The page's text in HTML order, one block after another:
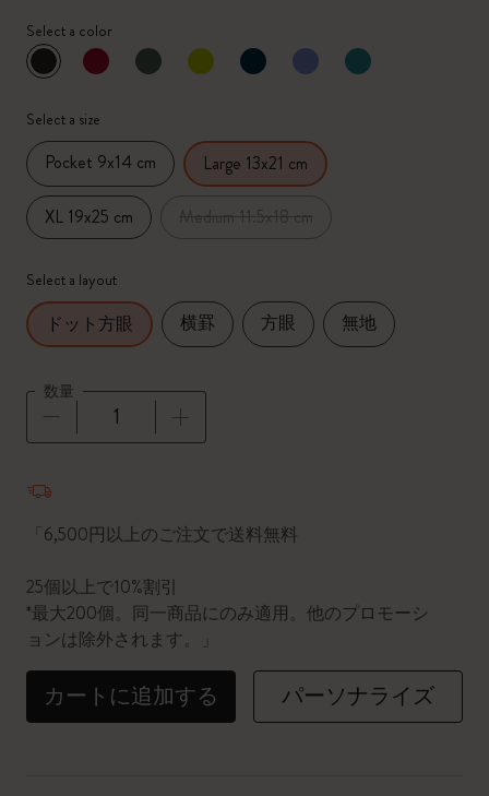
Select a color
選択済
*選択したカラー
Select a size
Pocket 9x14 cm Large 13x21 cm
XL 19x25 cm
Select a layout
ドット方眼 横罫 方眼 無地
数量
「6,500円以上のご注文で送料無料
25個以上で10%割引
*最大200個。同一商品にのみ適用。他のプロモーシ
ョンは除外されます。」
カートに追加する パーソナライズ